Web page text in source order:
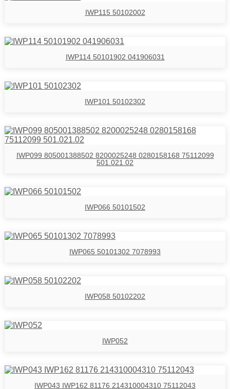
IWP115 50102002
IWP114 50101902 041906031
IWP101 50102302
IWP099 805001388502 8200025248 0280158168 75112099
501.021.02
IWP066 50101502
IWP065 50101302 7078993
IWP058 50102202
IWP052
IWP043 IWP162 81176 214310004310 75112043